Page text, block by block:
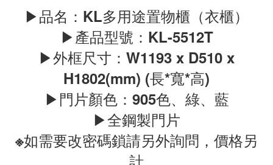
▶品名：KL多用途置物櫃（衣櫃）
▶產品型號：KL-5512T
▶外框尺寸：W1193 x D510 x
H1802(mm) (長*寬*高)
▶門片顏色：905色、綠、藍
▶全鋼製門片
※如需要改密碼鎖請另外詢問，價格另
計